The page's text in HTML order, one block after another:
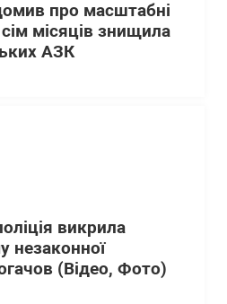
про масштабні
місяців знищила
АЗК
викрила
незаконної
(Відео, Фото)